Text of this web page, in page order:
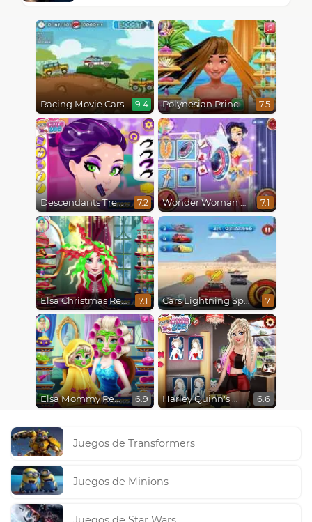
Racing Movie Cars 9.4 Polynesian Princess Real Haircuts 7.5
Descendants Trendsetters 7.2 Wonder Woman Fashion Event 7.1
Elsa Christmas Real Haircuts 7.1 Cars Lightning Speed 7
Elsa Mommy Real Makeover 6.9 Harley Quinn's Modern Makeover 6.6
Juegos de Transformers
Juegos de Minions